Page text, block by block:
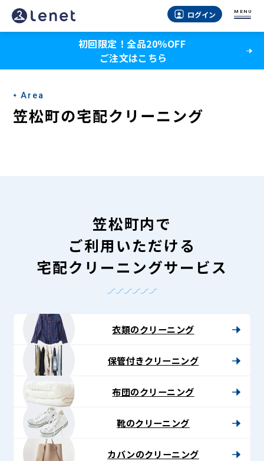
笠
松
の
宅
配
ト〉
ログイン MENU
初回限定！全品20％OFF
ご注文はこちら
Area
笠松町の宅配クリーニング
笠松町内で
ご利用いただける
宅配クリーニングサービス
衣類のクリーニング
保管付きクリーニング
布団のクリーニング
靴のクリーニング
カバンのクリーニング